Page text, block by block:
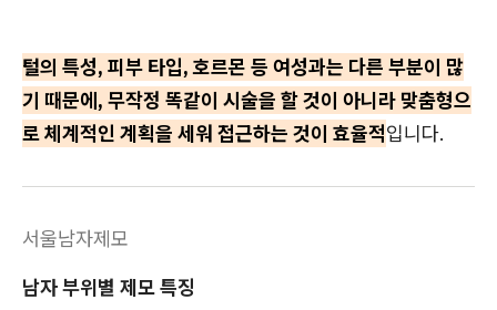
털의 특성, 피부 타입, 호르몬 등 여성과는 다른 부분이 많
기 때문에, 무작정 똑같이 시술을 할 것이 아니라 맞춤형으
로 체계적인 계획을 세워 접근하는 것이 효율적입니다.
서울남자제모
남자 부위별 제모 특징